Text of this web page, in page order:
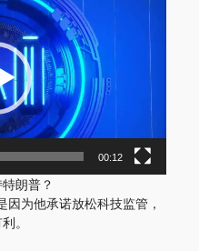
00:12
朗普？
为他承诺放松科技监管，
。